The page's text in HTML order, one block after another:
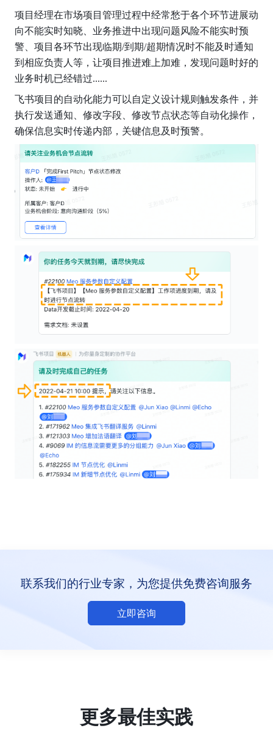
项目经理在市场项目管理过程中经常愁于各个环节进展动
向不能实时知晓、业务推进中出现问题风险不能实时预
警、项目各环节出现临期/到期/超期情况时不能及时通知
到相应负责人等，让项目推进难上加难，发现问题时好的
业务时机已经错过......
飞书项目的自动化能力可以自定义设计规则触发条件，并
执行发送通知、修改字段、修改节点状态等自动化操作，
确保信息实时传递内部，关键信息及时预警。
联系我们的行业专家，为您提供免费咨询服务
立即咨询
更多最佳实践